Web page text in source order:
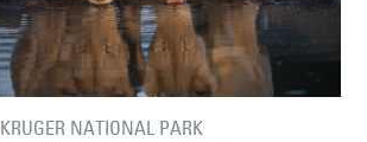
KRUGER NATIONAL PARK